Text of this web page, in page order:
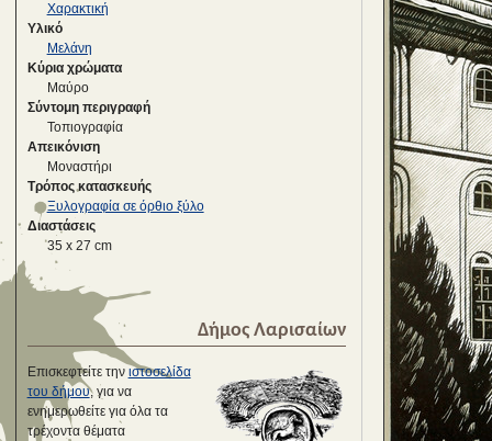
Χαρακτική
Υλικό
Μελάνη
Κύρια χρώματα
Μαύρο
Σύντομη περιγραφή
Τοπιογραφία
Απεικόνιση
Μοναστήρι
Τρόπος κατασκευής
Ξυλογραφία σε όρθιο ξύλο
Διαστάσεις
35 x 27 cm
Δήμος Λαρισαίων
Επισκεφτείτε την ιστοσελίδα
του δήμου, για να
ενημερωθείτε για όλα τα
τρέχοντα θέματα